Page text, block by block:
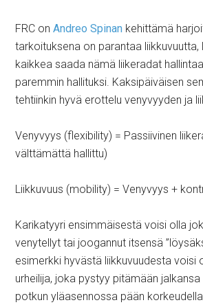
FRC onAndreo Spinan kehittämä
tarkoituksena on parantaa liikkuvuutta,
kaikkea saada nämä liikeradat
paremmin hallituksi. Kaksipäiväisen
tehtiinkin hyvä erottelu venyvyyden ja
Venyvyys (flexibility) = Passiivinen
välttämättä hallittu)
Liikkuvuus (mobility) = Venyvyys +
Karikatyyri ensimmäisestä voisi olla
venytellyt tai joogannut itsensä
esimerkki hyvästä liikkuvuudesta voisi
urheilija, joka pystyy pitämään
potkun yläasennossa pään